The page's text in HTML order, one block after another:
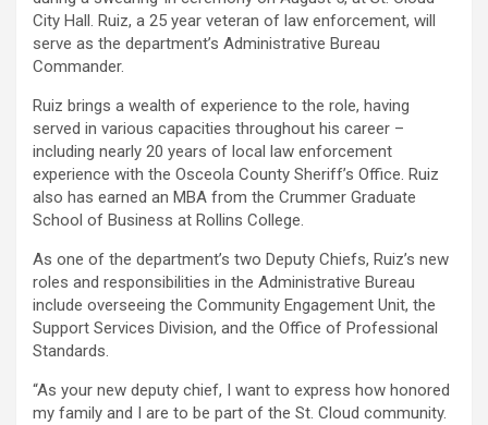
City Hall. Ruiz, a 25 year veteran of law enforcement, will
serve as the department’s Administrative Bureau
Commander.
Ruiz brings a wealth of experience to the role, having
served in various capacities throughout his career –
including nearly 20 years of local law enforcement
experience with the Osceola County Sheriff’s Office. Ruiz
also has earned an MBA from the Crummer Graduate
School of Business at Rollins College.
As one of the department’s two Deputy Chiefs, Ruiz’s new
roles and responsibilities in the Administrative Bureau
include overseeing the Community Engagement Unit, the
Support Services Division, and the Office of Professional
Standards.
“As your new deputy chief, I want to express how honored
my family and I are to be part of the St. Cloud community.